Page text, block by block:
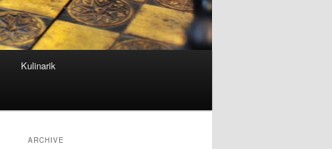
Kulinarik
ARCHIVE